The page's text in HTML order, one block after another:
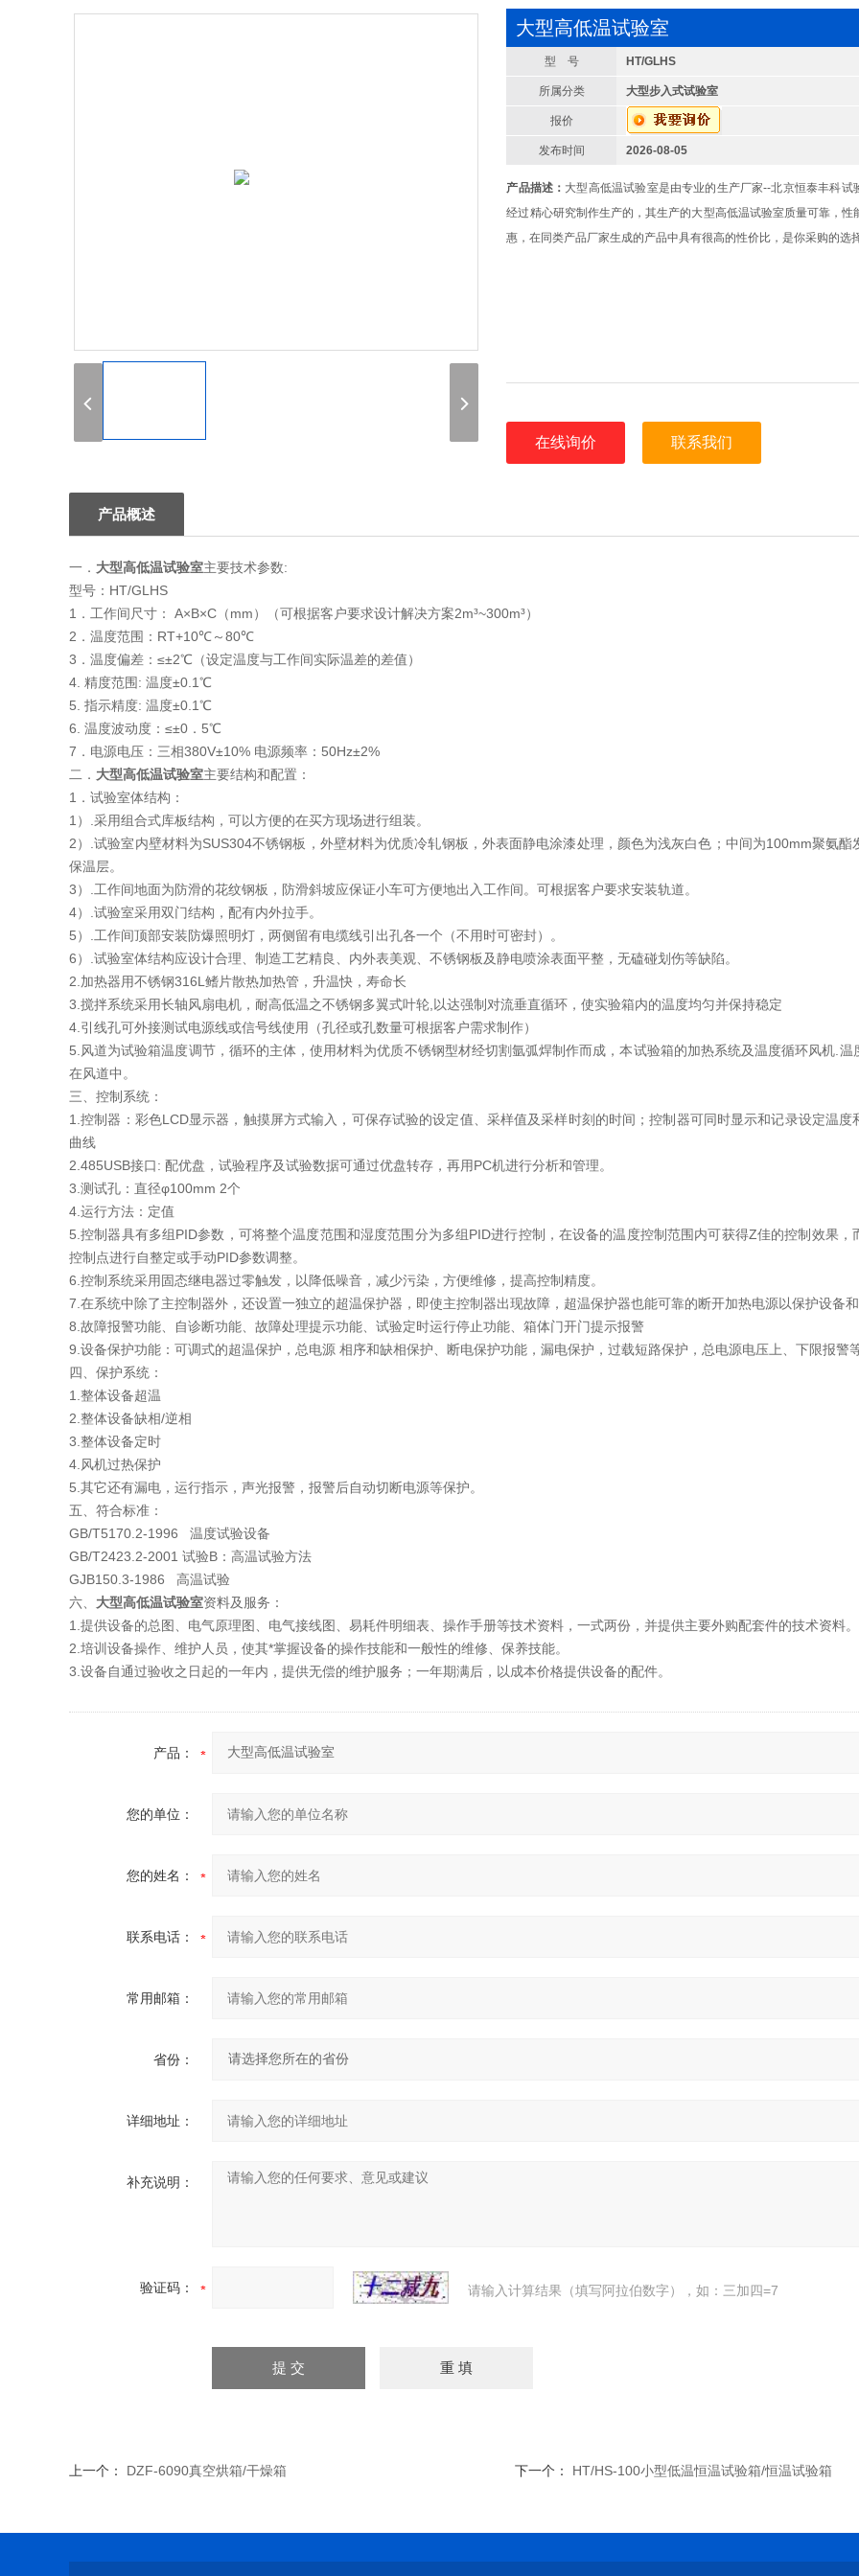
大型高低温试验室
型 号 HT/GLHS
所属分类 大型步入式试验室
报价
发布时间 2026-08-05
产品描述： 大型高低温试验室是由专业的生产厂家--北京恒泰丰科试
经过精心研究制作生产的，其生产的大型高低温试验室质量可靠，性
惠，在同类产品厂家生成的产品中具有很高的性价比，是你采购的选择
在线询价 联系我们
产品概述
一． 大型高低温试验室主要技术参数:
型号：HT/GLHS
1．工作间尺寸： A×B×C（mm）（可根据客户要求设计解决方案2m³~300m³）
2．温度范围：RT+10℃～80℃
3．温度偏差：≤±2℃（设定温度与工作间实际温差的差值）
4. 精度范围: 温度±0.1℃
5. 指示精度: 温度±0.1℃
6. 温度波动度：≤±0．5℃
7．电源电压：三相380V±10% 电源频率：50Hz±2%
二． 大型高低温试验室主要结构和配置：
1．试验室体结构：
1）.采用组合式库板结构，可以方便的在买方现场进行组装。
2）.试验室内壁材料为SUS304不锈钢板，外壁材料为优质冷轧钢板，外表面静电涂漆处理，颜色为浅灰白色；中间为100mm聚氨酯
保温层。
3）.工作间地面为防滑的花纹钢板，防滑斜坡应保证小车可方便地出入工作间。可根据客户要求安装轨道。
4）.试验室采用双门结构，配有内外拉手。
5）.工作间顶部安装防爆照明灯，两侧留有电缆线引出孔各一个（不用时可密封）。
6）.试验室体结构应设计合理、制造工艺精良、内外表美观、不锈钢板及静电喷涂表面平整，无磕碰划伤等缺陷。
2.加热器用不锈钢316L鳍片散热加热管，升温快，寿命长
3.搅拌系统采用长轴风扇电机，耐高低温之不锈钢多翼式叶轮,以达强制对流垂直循环，使实验箱内的温度均匀并保持稳定
4.引线孔可外接测试电源线或信号线使用（孔径或孔数量可根据客户需求制作）
5.风道为试验箱温度调节，循环的主体，使用材料为优质不锈钢型材经切割氩弧焊制作而成，本试验箱的加热系统及温度循环风机.温
在风道中。
三、控制系统：
1.控制器：彩色LCD显示器，触摸屏方式输入，可保存试验的设定值、采样值及采样时刻的时间；控制器可同时显示和记录设定温度
曲线
2.485USB接口: 配优盘，试验程序及试验数据可通过优盘转存，再用PC机进行分析和管理。
3.测试孔：直径φ100mm 2个
4.运行方法：定值
5.控制器具有多组PID参数，可将整个温度范围和湿度范围分为多组PID进行控制，在设备的温度控制范围内可获得Z佳的控制效果，
控制点进行自整定或手动PID参数调整。
6.控制系统采用固态继电器过零触发，以降低噪音，减少污染，方便维修，提高控制精度。
7.在系统中除了主控制器外，还设置一独立的超温保护器，即使主控制器出现故障，超温保护器也能可靠的断开加热电源以保护设备和
8.故障报警功能、自诊断功能、故障处理提示功能、试验定时运行停止功能、箱体门开门提示报警
9.设备保护功能：可调式的超温保护，总电源 相序和缺相保护、断电保护功能，漏电保护，过载短路保护，总电源电压上、下限报警
四、保护系统：
1.整体设备超温
2.整体设备缺相/逆相
3.整体设备定时
4.风机过热保护
5.其它还有漏电，运行指示，声光报警，报警后自动切断电源等保护。
五、符合标准：
GB/T5170.2-1996 温度试验设备
GB/T2423.2-2001 试验B：高温试验方法
GJB150.3-1986 高温试验
六、 大型高低温试验室资料及服务：
1.提供设备的总图、电气原理图、电气接线图、易耗件明细表、操作手册等技术资料，一式两份，并提供主要外购配套件的技术资料。
2.培训设备操作、维护人员，使其*掌握设备的操作技能和一般性的维修、保养技能。
3.设备自通过验收之日起的一年内，提供无偿的维护服务；一年期满后，以成本价格提供设备的配件。
产品：
您的单位：
您的姓名：
联系电话：
常用邮箱：
省份：
详细地址：
补充说明：
验证码： 请输入计算结果（填写阿拉伯数字），如：三加四=7
上一个： DZF-6090真空烘箱/干燥箱 下一个： HT/HS-100小型低温恒温试验箱/恒温试验箱